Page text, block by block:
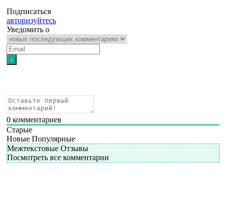
Подписаться
авторизуйтесь
Уведомить о
0 комментариев
Старые
Новые Популярные
Межтекстовые Отзывы
Посмотреть все комментарии